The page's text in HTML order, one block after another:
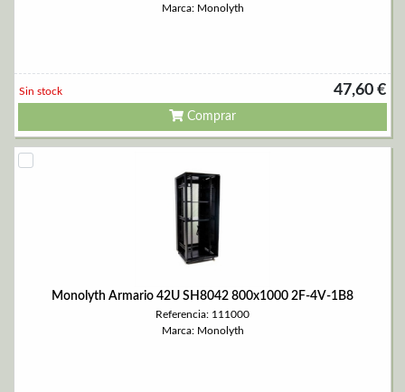
Marca: Monolyth
47,60 €
Sin stock
Comprar
Monolyth Armario 42U SH8042 800x1000 2F-4V-1B8
Referencia: 111000
Marca: Monolyth